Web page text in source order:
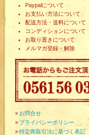
Paypalについて
お支払い方法について
配送方法・送料について
コンディションについて
お取り置きについて
メルマガ登録・解除
» お問合せ
» プライバシーポリシー
»特定商取引法に基づく表記